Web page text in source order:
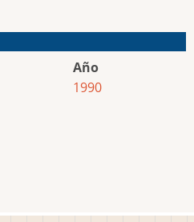
Año
1990